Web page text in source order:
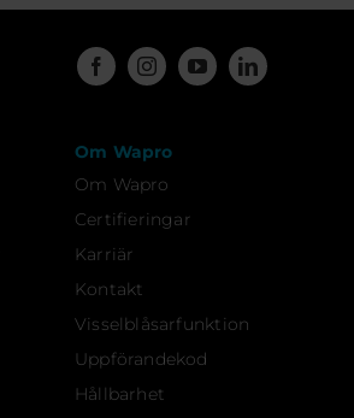
Om Wapro
Om Wapro
Certifieringar
Karriär
Kontakt
Visselblåsarfunktion
Uppförandekod
Hållbarhet